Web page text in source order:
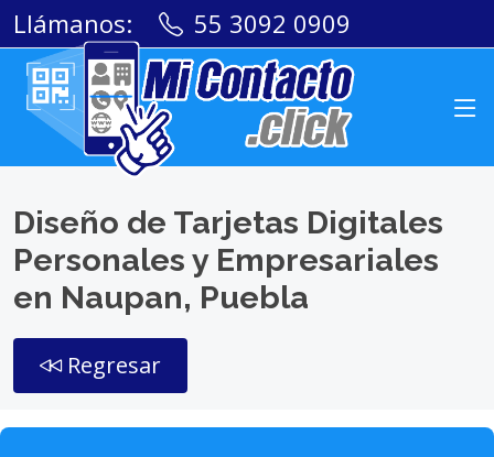
Llámanos: 55 3092 0909
Diseño de Tarjetas Digitales
Personales y Empresariales
en Naupan, Puebla
Regresar